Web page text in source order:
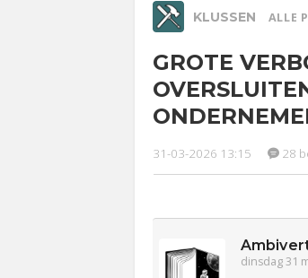
KLUSSEN ALLE
GROTE
31-03-2026 13:15 28
dinsdag 31